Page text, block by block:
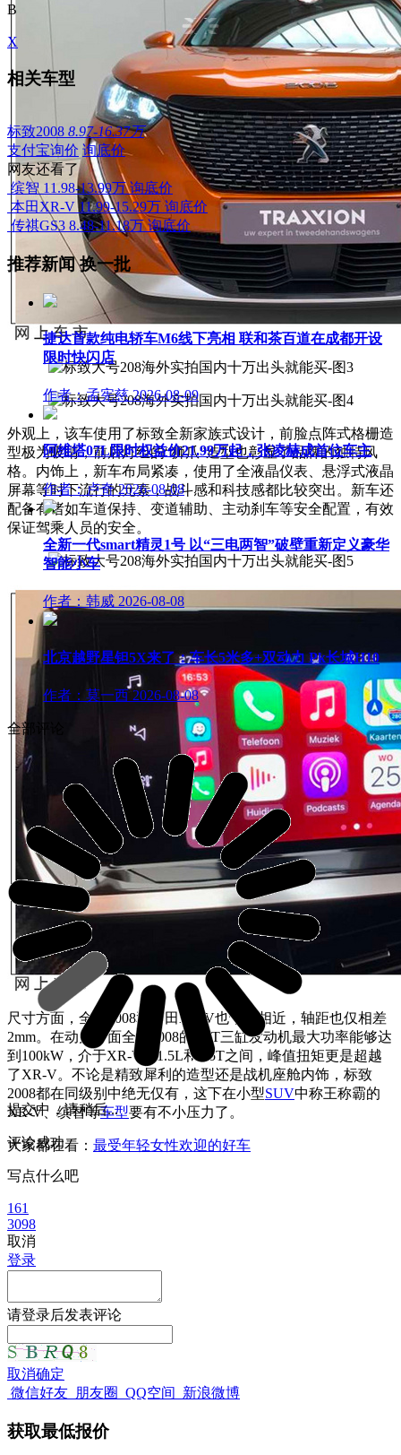
外观上，该车使用了标致全新家族式设计，前脸点阵式格栅造
型极为吸睛，前后灯组的“狮爪”造型也彰显了品牌的独特风
格。内饰上，新车布局紧凑，使用了全液晶仪表、悬浮式液晶
屏幕等时下流行的元素，战斗感和科技感都比较突出。新车还
配备有诸如车道保持、变道辅助、主动刹车等安全配置，有效
保证驾乘人员的安全。
尺寸方面，全新2008和本田XR-V也十分相近，轴距也仅相差
2mm。在动力方面全新2008的1.2T三缸发动机最大功率能够达
到100kW，介于XR-V的1.5L和1.5T之间，峰值扭矩更是超越
了XR-V。不论是精致犀利的造型还是战机座舱内饰，标致
2008都在同级别中绝无仅有，这下在小型SUV中称王称霸的
XR-V、缤智等车型要有不小压力了。
大家都在看： 最受年轻女性欢迎的好车
B
X
相关车型
标致2008 8.97-16.37万
支付宝询价 询底价
网友还看了
缤智 11.98-13.99万 询底价
本田XR-V 11.99-15.29万 询底价
传祺GS3 8.48-11.18万 询底价
推荐新闻换一批
捷达首款纯电轿车M6线下亮相 联和茶百道在成都开设
限时快闪店
作者：孟宪慈 2026-08-09
阿维塔07L限时权益价21.99万起，张凌赫成首位车主
作者：卢奇 2026-08-08
全新一代smart精灵1号 以“三电两智”破壁重新定义豪华
智能小车
作者：韩威 2026-08-08
北京越野星钽5X来了：车长5米多+双动力 Pk长城H10
作者：莫一西 2026-08-08
全部评论
提交中，请稍后...
评论成功
写点什么吧
161
3098
取消
登录
请登录后发表评论
取消确定
微信好友 朋友圈 QQ空间 新浪微博
获取最低报价